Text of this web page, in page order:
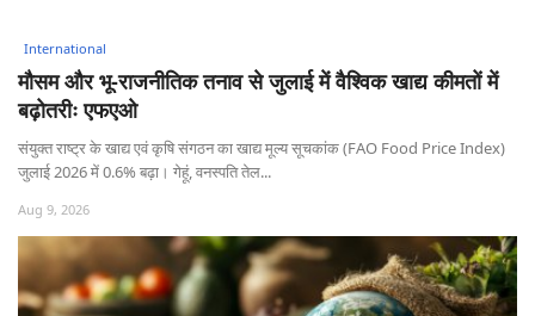
मौसम और भू-राजनीतिक तनाव से जुलाई में वैश्विक खाद्य कीमतों में
बढ़ोतरीः एफएओ
संयुक्त राष्ट्र के खाद्य एवं कृषि संगठन का खाद्य मूल्य सूचकांक (FAO Food Price Index)
जुलाई 2026 में 0.6% बढ़ा। गेहूं, वनस्पति तेल...
Aug 9, 2026
International